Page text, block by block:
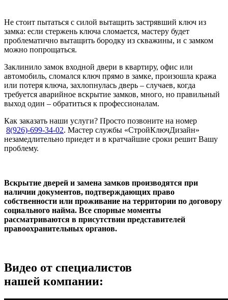
Не стоит пытаться с силой вытащить застрявший ключ из
замка: если стержень ключа сломается, мастеру будет
проблематично вытащить бородку из скважины, и с замком
можно попрощаться.
Заклинило замок входной двери в квартиру, офис или
автомобиль, сломался ключ прямо в замке, произошла кража
или потеря ключа, захлопнулась дверь – случаев, когда
требуется аварийное вскрытие замков, много, но правильный
выход один – обратиться к профессионалам.
Как заказать наши услуги? Просто позвоните на номер
8(926)-699-34-02. Мастер службы «СтройКлючДизайн»
незамедлительно приедет и в кратчайшие сроки решит Вашу
проблему.
Вскрытие дверей и замена замков производятся при
наличии документов, подтверждающих право
собственности или проживание на территории по договору
социального найма. Все спорные моменты
рассматриваются в присутствии представителей
правоохранительных органов.
Видео от специалистов
нашей компании: